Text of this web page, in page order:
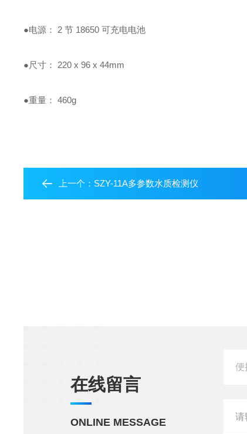
●电源： 2节 18650可充电电池
●尺寸： 220 x 96 x 44mm
●重量： 460g
上一个： SZY-11A多参数水质检测仪
在线留言
ONLINE MESSAGE